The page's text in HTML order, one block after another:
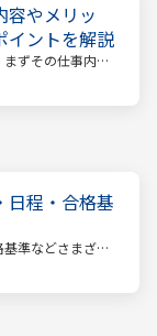
容やメリッ
イントを解説
ずその仕事内容
合の総合的なサ
日程・合格基
準などさまざま
数を計算し、無